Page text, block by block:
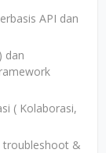
API dan
dan
( Kolaborasi,
troubleshoot &